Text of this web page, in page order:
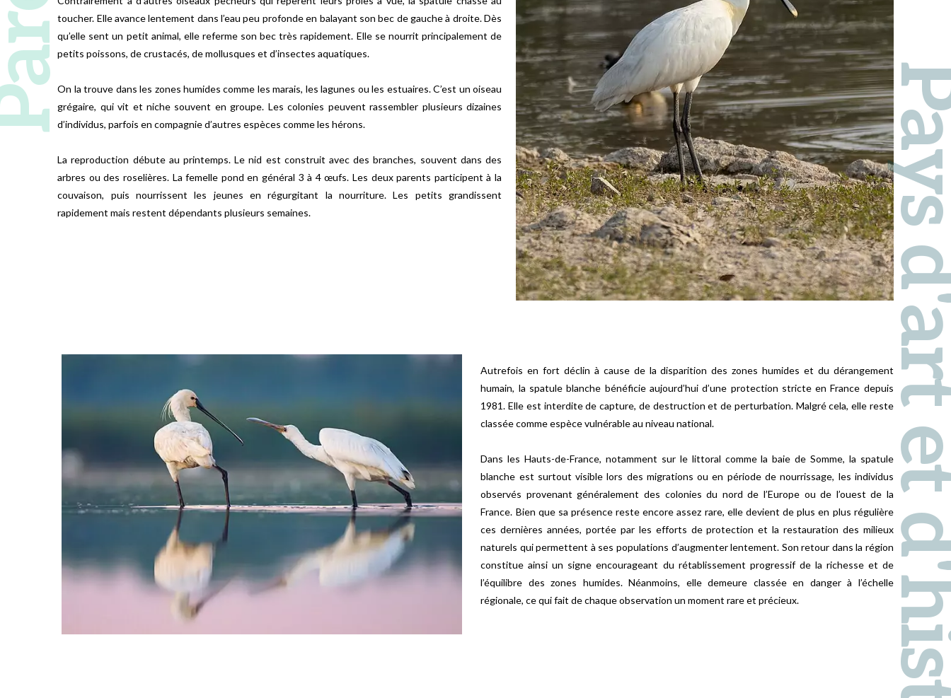
toucher. Elle avance lentement dans l’eau peu profonde en balayant son bec de gauche à droite. Dès
qu’elle sent un petit animal, elle referme son bec très rapidement. Elle se nourrit principalement de
petits poissons, de crustacés, de mollusques et d’insectes aquatiques.
On la trouve dans les zones humides comme les marais, les lagunes ou les estuaires. C’est un oiseau
grégaire, qui vit et niche souvent en groupe. Les colonies peuvent rassembler plusieurs dizaines
d’individus, parfois en compagnie d’autres espèces comme les hérons.
La reproduction débute au printemps. Le nid est construit avec des branches, souvent dans des
arbres ou des roselières. La femelle pond en général 3 à 4 œufs. Les deux parents participent à la
couvaison, puis nourrissent les jeunes en régurgitant la nourriture. Les petits grandissent
rapidement mais restent dépendants plusieurs semaines.
Autrefois en fort déclin à cause de la disparition des zones humides et du dérangement
humain, la spatule blanche bénéficie aujourd’hui d’une protection stricte en France depuis
1981. Elle est interdite de capture, de destruction et de perturbation. Malgré cela, elle reste
classée comme espèce vulnérable au niveau national.
Dans les Hauts-de-France, notamment sur le littoral comme la baie de Somme, la spatule
blanche est surtout visible lors des migrations ou en période de nourrissage, les individus
observés provenant généralement des colonies du nord de l’Europe ou de l’ouest de la
France. Bien que sa présence reste encore assez rare, elle devient de plus en plus régulière
ces dernières années, portée par les efforts de protection et la restauration des milieux
naturels qui permettent à ses populations d’augmenter lentement. Son retour dans la région
constitue ainsi un signe encourageant du rétablissement progressif de la richesse et de
l’équilibre des zones humides. Néanmoins, elle demeure classée en danger à l’échelle
régionale, ce qui fait de chaque observation un moment rare et précieux.
Pays